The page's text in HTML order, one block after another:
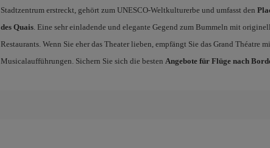
Stadtzentrum erstreckt, gehört zum UNESCO-Weltkulturerbe und umfasst den
des Quais. Eine sehr einladende und elegante Gegend zum Bummeln mit
Restaurants. Wenn Sie eher das Theater lieben, empfängt Sie das Grand Théatre
Musicalaufführungen. Sichern Sie sich die besten Angebote für Flüge nach